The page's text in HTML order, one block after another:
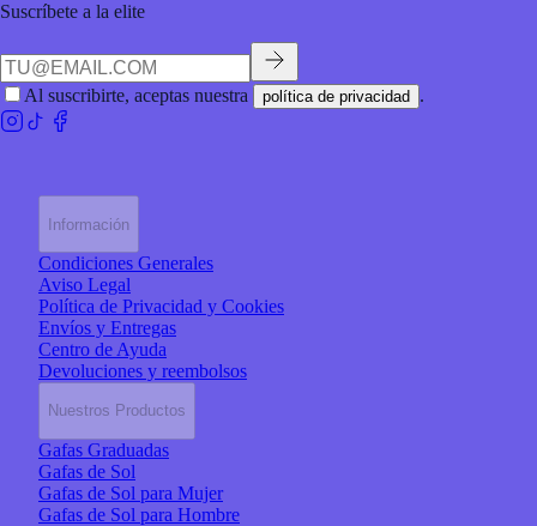
Suscríbete a la elite
Al suscribirte, aceptas nuestra política de privacidad .
Información
Condiciones Generales
Aviso Legal
Política de Privacidad y Cookies
Envíos y Entregas
Centro de Ayuda
Devoluciones y reembolsos
Nuestros Productos
Gafas Graduadas
Gafas de Sol
Gafas de Sol para Mujer
Gafas de Sol para Hombre